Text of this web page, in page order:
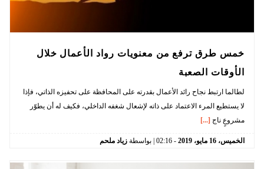
خمس طرق ترفع من معنويات رواد الأعمال خلال
الأوقات الصعبة
لطالما ارتبط نجاح رائد الأعمال بقدرته على المحافظة على تحفيزه الذاتي، فإذا
لا يستطيع المرء الاعتماد على ذاته لإشعال شغفه الداخلي، فكيف له أن يطوّر
مشروعٍ ناج [...]
الخميس، 16 مايو، 2019
-
02:16 | بواسطة زياد ملحم